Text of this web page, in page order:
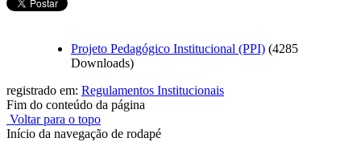
Projeto Pedagógico Institucional (PPI) (4285
Downloads)
registrado em: Regulamentos Institucionais
Fim do conteúdo da página
Voltar para o topo
Início da navegação de rodapé